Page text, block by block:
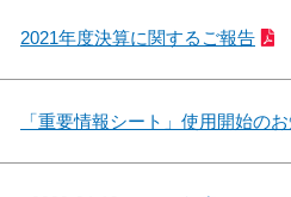
2021年度決算に関するご報告
「重要情報シート」使用開始の